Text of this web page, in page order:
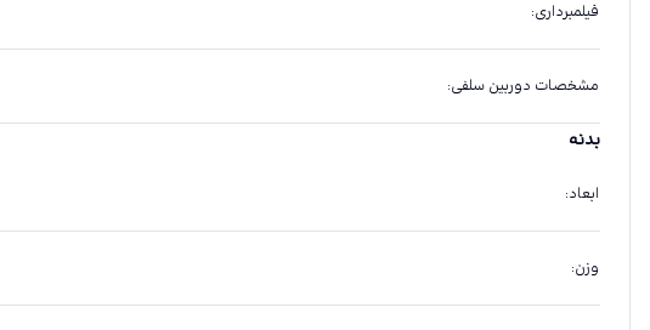
فیلمبرداری:
مشخصات دوربین سلفی:
بدنه
ابعاد:
وزن: